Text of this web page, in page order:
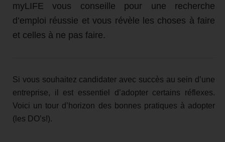
myLIFE vous conseille pour une recherche
d’emploi réussie et vous révèle les choses à faire
et celles à ne pas faire.
Si vous souhaitez candidater avec succès au sein d’une
entreprise, il est essentiel d’adopter certains réflexes.
Voici un tour d’horizon des bonnes pratiques à adopter
(les DO’s!).